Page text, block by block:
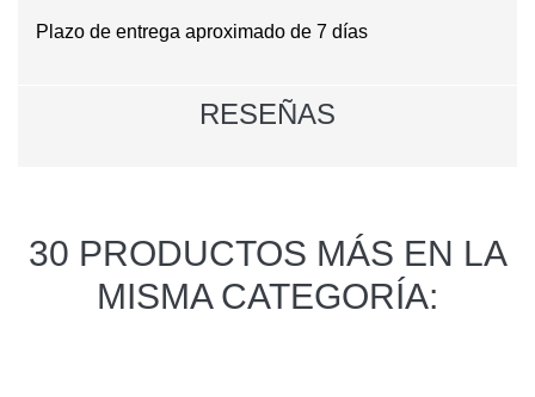
Plazo de entrega aproximado de 7 días
RESEÑAS
30 PRODUCTOS MÁS EN LA
MISMA CATEGORÍA: